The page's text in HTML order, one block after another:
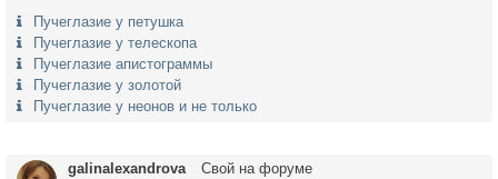
Пучеглазие у петушка
Пучеглазие у телескопа
Пучеглазие апистограммы
Пучеглазие у золотой
Пучеглазие у неонов и не только
galinalexandrova Свой на форуме